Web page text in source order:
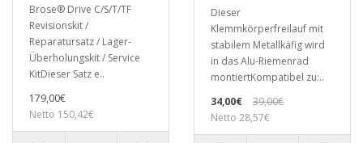
Brose® Drive C/S/T/TF
Revisionskit /
Reparatursatz / Lager-
Überholungskit / Service
KitDieser Satz e..
179,00€
Netto 150,42€
Dieser
Klemmkörperfreilauf mit
stabilem Metallkäfig wird
in das Alu-Riemenrad
montiertKompatibel zu:..
34,00€
39,00€
Netto 28,57€